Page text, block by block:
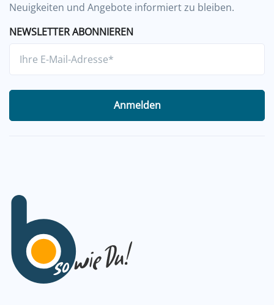
Neuigkeiten und Angebote informiert zu bleiben.
NEWSLETTER ABONNIEREN
Anmelden